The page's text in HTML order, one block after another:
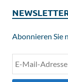
Abonnieren Sie